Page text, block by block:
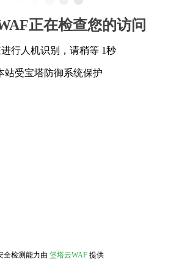
正在检查您的访问
行人机识别，请稍等 1秒
站受宝塔防御系统保护
全检测能力由 堡塔云WAF 提供